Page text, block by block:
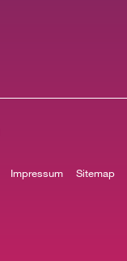
Impressum Sitemap